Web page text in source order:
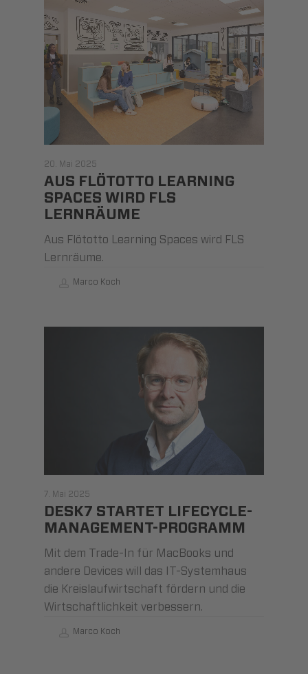
20. Mai 2025
AUS FLÖTOTTO LEARNING
SPACES WIRD FLS
LERNRÄUME
Aus Flötotto Learning Spaces wird FLS
Lernräume.
Marco Koch
7. Mai 2025
DESK7 STARTET LIFECYCLE-
MANAGEMENT-PROGRAMM
Mit dem Trade-In für MacBooks und
andere Devices will das IT-Systemhaus
die Kreislaufwirtschaft fördern und die
Wirtschaftlichkeit verbessern.
Marco Koch